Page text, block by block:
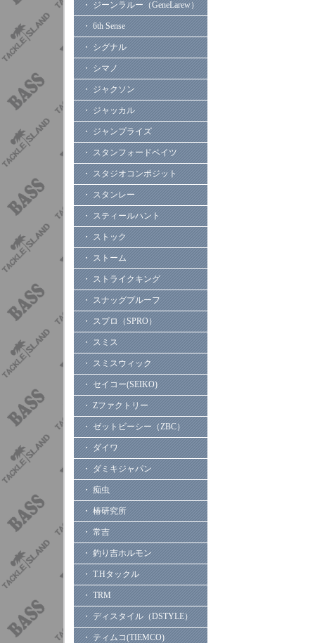
・ ジーンラルー（GeneLarew）
・ 6th Sense
・ シグナル
・ シマノ
・ ジャクソン
・ ジャッカル
・ ジャンプライズ
・ スタンフォードベイツ
・ スタジオコンポジット
・ スタンレー
・ スティールハント
・ ストック
・ ストーム
・ ストライクキング
・ スナッグプルーフ
・ スプロ（SPRO）
・ スミス
・ スミスウィック
・ セイコー(SEIKO)
・ Zファクトリー
・ ゼットビーシー（ZBC）
・ ダイワ
・ ダミキジャパン
・ 痴虫
・ 椿研究所
・ 常吉
・ 釣り吉ホルモン
・ T.Hタックル
・ TRM
・ ディスタイル（DSTYLE）
・ ティムコ(TIEMCO)